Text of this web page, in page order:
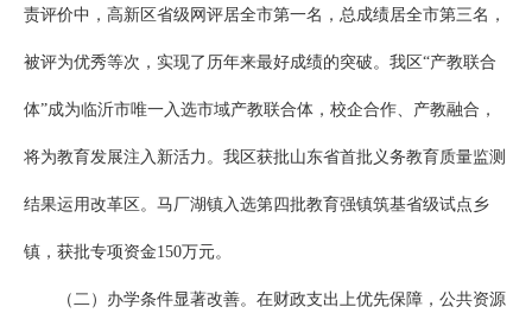
责评价中，高新区省级网评居全市第一名，总成绩居全市第三名，
被评为优秀等次，实现了历年来最好成绩的突破。我区“产教联合
体”成为临沂市唯一入选市域产教联合体，校企合作、产教融合，
将为教育发展注入新活力。我区获批山东省首批义务教育质量监测
结果运用改革区。马厂湖镇入选第四批教育强镇筑基省级试点乡
镇，获批专项资金150万元。
（二）办学条件显著改善。在财政支出上优先保障，公共资源